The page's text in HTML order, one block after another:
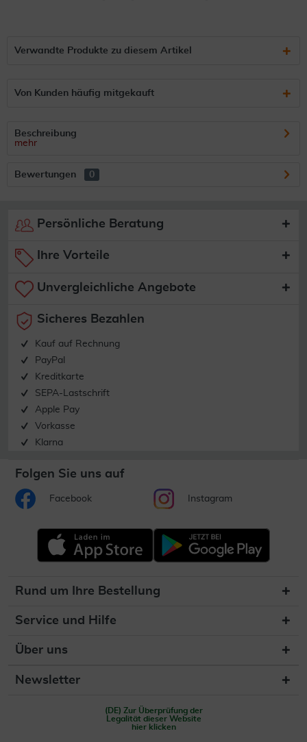
Verwandte Produkte zu diesem Artikel
Von Kunden häufig mitgekauft
Beschreibung
mehr
Bewertungen 0
Persönliche Beratung
Ihre Vorteile
Unvergleichliche Angebote
Sicheres Bezahlen
Kauf auf Rechnung
PayPal
Kreditkarte
SEPA-Lastschrift
Apple Pay
Vorkasse
Klarna
Folgen Sie uns auf
Facebook Instagram
Rund um Ihre Bestellung
Service und Hilfe
Über uns
Newsletter
(DE) Zur Überprüfung der
Legalität dieser Website
hier klicken